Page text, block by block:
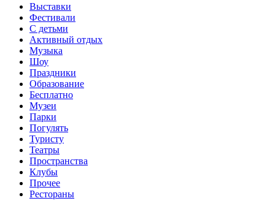
Выставки
Фестивали
С детьми
Активный отдых
Музыка
Шоу
Праздники
Образование
Бесплатно
Музеи
Парки
Погулять
Туристу
Театры
Пространства
Клубы
Прочее
Рестораны